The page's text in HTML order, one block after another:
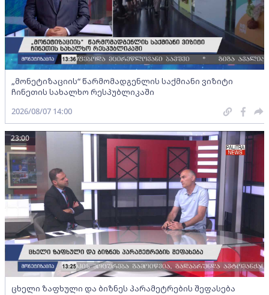
„მონეტიზაციის“ წარმომადგენლის საქმიანი ვიზიტი
ჩინეთის სახალხო რესპუბლიკაში
2026/08/07 14:00
ცხელი ზაფხული და ბიზნეს პარამეტრების შეფასება
23:00